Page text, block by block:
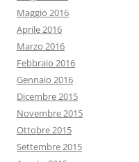
Maggio 2016
Aprile 2016
Marzo 2016
Febbraio 2016
Gennaio 2016
Dicembre 2015
Novembre 2015
Ottobre 2015
Settembre 2015